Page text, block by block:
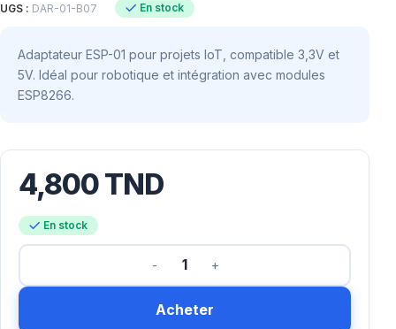
UGS : DAR-01-B07 En stock
Adaptateur ESP-01 pour projets IoT, compatible 3,3V et
5V. Idéal pour robotique et intégration avec modules
ESP8266.
4,800TND
En stock
Acheter